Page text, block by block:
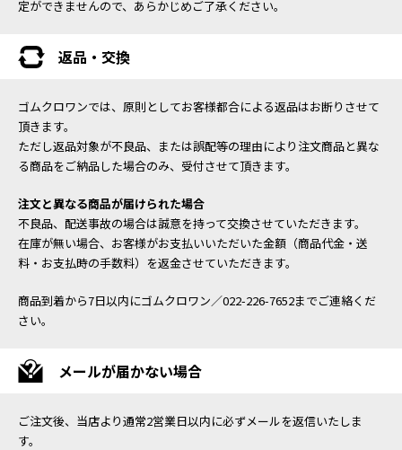
定ができませんので、あらかじめご了承ください。
返品・交換
ゴムクロワンでは、原則としてお客様都合による返品はお断りさせて
頂きます。
ただし返品対象が不良品、または誤配等の理由により注文商品と異な
る商品をご納品した場合のみ、受付させて頂きます。
注文と異なる商品が届けられた場合
不良品、配送事故の場合は誠意を持って交換させていただきます。
在庫が無い場合、お客様がお支払いいただいた金額（商品代金・送
料・お支払時の手数料）を返金させていただきます。
商品到着から7日以内にゴムクロワン／022-226-7652までご連絡くだ
さい。
メールが届かない場合
ご注文後、当店より通常2営業日以内に必ずメールを返信いたしま
す。